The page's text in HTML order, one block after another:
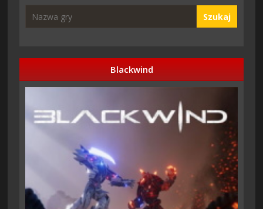
Szukaj
Blackwind